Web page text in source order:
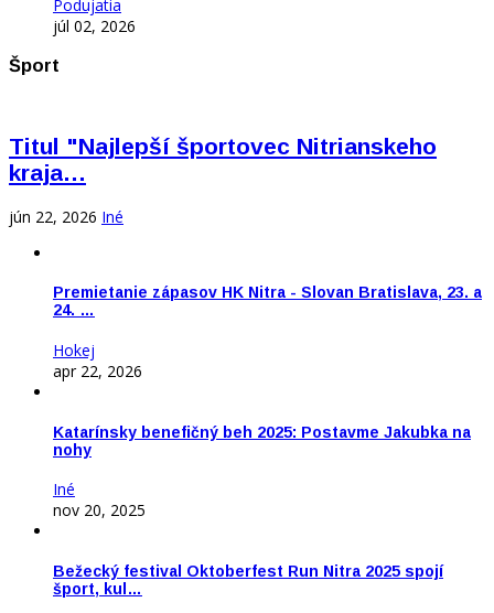
Podujatia
júl 02, 2026
Šport
Titul "Najlepší športovec Nitrianskeho
kraja…
jún 22, 2026 Iné
Premietanie zápasov HK Nitra - Slovan Bratislava, 23. a
24. …
Hokej
apr 22, 2026
Katarínsky benefičný beh 2025: Postavme Jakubka na
nohy
Iné
nov 20, 2025
Bežecký festival Oktoberfest Run Nitra 2025 spojí
šport, kul…